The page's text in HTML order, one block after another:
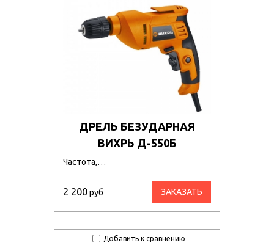
ДРЕЛЬ БЕЗУДАРНАЯ
ВИХРЬ Д-550Б
Частота,…
2 200руб ЗАКАЗАТЬ
Добавить к сравнению